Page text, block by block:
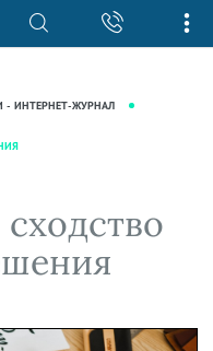
- ИНТЕРНЕТ-ЖУРНАЛ